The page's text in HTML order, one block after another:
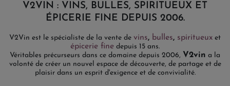
V2VIN : VINS, BULLES, SPIRITUEUX ET
ÉPICERIE FINE DEPUIS 2006.
V2Vin est le spécialiste de la vente de vins, bulles, spiritueux et
épicerie fine depuis 15 ans.
Véritables précurseurs dans ce domaine depuis 2006, V2vin a la
volonté de créer un nouvel espace de découverte, de partage et de
plaisir dans un esprit d'exigence et de convivialité.